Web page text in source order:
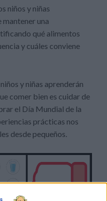
niños y niñas
una
qué alimentos
y cuáles conviene
y niñas aprenderán
comer bien es cuidar de
el Día Mundial de la
prácticas nos
desde pequeños.